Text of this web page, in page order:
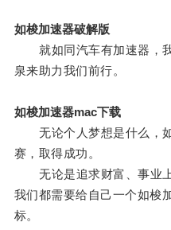
如梭加速器破解版
就如同汽车有加速器，我
泉来助力我们前行。
如梭加速器mac下载
无论个人梦想是什么，如
赛，取得成功。
无论是追求财富、事业上
我们都需要给自己一个如梭
标。